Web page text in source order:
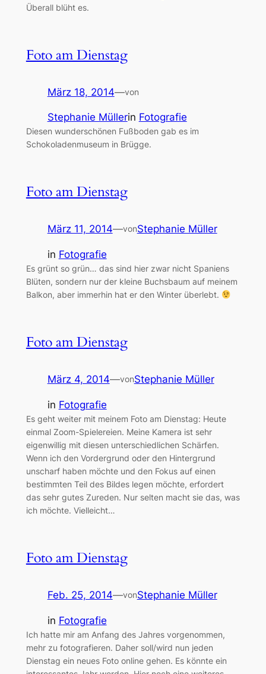
Überall blüht es.
Foto am Dienstag
März 18, 2014—von
Stephanie Müllerin Fotografie
Diesen wunderschönen Fußboden gab es im
Schokoladenmuseum in Brügge.
Foto am Dienstag
März 11, 2014—vonStephanie Müller
in Fotografie
Es grünt so grün… das sind hier zwar nicht Spaniens
Blüten, sondern nur der kleine Buchsbaum auf meinem
Balkon, aber immerhin hat er den Winter überlebt.
Foto am Dienstag
März 4, 2014—vonStephanie Müller
in Fotografie
Es geht weiter mit meinem Foto am Dienstag: Heute
einmal Zoom-Spielereien. Meine Kamera ist sehr
eigenwillig mit diesen unterschiedlichen Schärfen.
Wenn ich den Vordergrund oder den Hintergrund
unscharf haben möchte und den Fokus auf einen
bestimmten Teil des Bildes legen möchte, erfordert
das sehr gutes Zureden. Nur selten macht sie das, was
ich möchte. Vielleicht…
Foto am Dienstag
Feb. 25, 2014—vonStephanie Müller
in Fotografie
Ich hatte mir am Anfang des Jahres vorgenommen,
mehr zu fotografieren. Daher soll/wird nun jeden
Dienstag ein neues Foto online gehen. Es könnte ein